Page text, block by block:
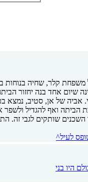
קלר, שחיה בנוחות
שיום אחד בנה יחזור
אביה של אן, סטיב,
ואף להגדיל
שותקים לגבי זה.
לעיל^
היו בני